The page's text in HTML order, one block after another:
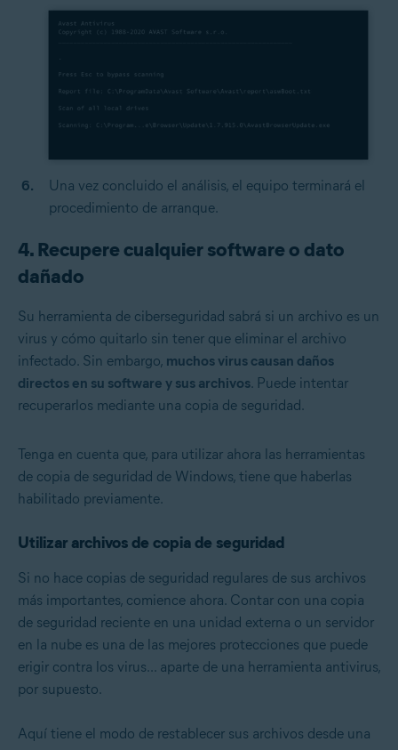
Una vez concluido el análisis, el equipo terminará el
procedimiento de arranque.
4. Recupere cualquier software o dato
dañado
Su herramienta de ciberseguridad sabrá si un archivo es un
virus y cómo quitarlo sin tener que eliminar el archivo
infectado. Sin embargo, muchos virus causan daños
directos en su software y sus archivos. Puede intentar
recuperarlos mediante una copia de seguridad.
Tenga en cuenta que, para utilizar ahora las herramientas
de copia de seguridad de Windows, tiene que haberlas
habilitado previamente.
Utilizar archivos de copia de seguridad
Si no hace copias de seguridad regulares de sus archivos
más importantes, comience ahora. Contar con una copia
de seguridad reciente en una unidad externa o un servidor
en la nube es una de las mejores protecciones que puede
erigir contra los virus... aparte de una herramienta antivirus,
por supuesto.
Aquí tiene el modo de restablecer sus archivos desde una